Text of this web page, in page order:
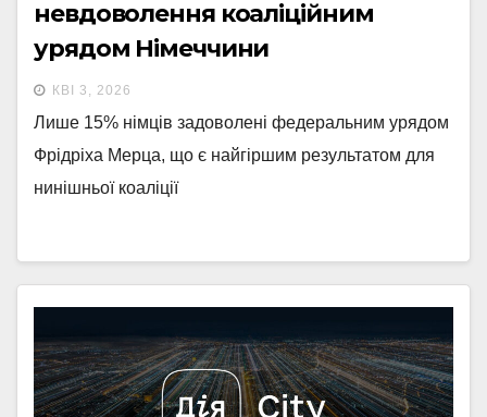
невдоволення коаліційним
урядом Німеччини
КВІ 3, 2026
Лише 15% німців задоволені федеральним урядом
Фрідріха Мерца, що є найгіршим результатом для
нинішньої коаліції